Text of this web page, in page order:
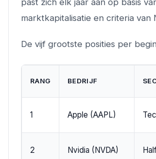
marktkapitalisatie en criteria van
De vijf grootste posities per
RANG BEDRIJF
1 Apple (AAPL)
2 Nvidia (NVDA)